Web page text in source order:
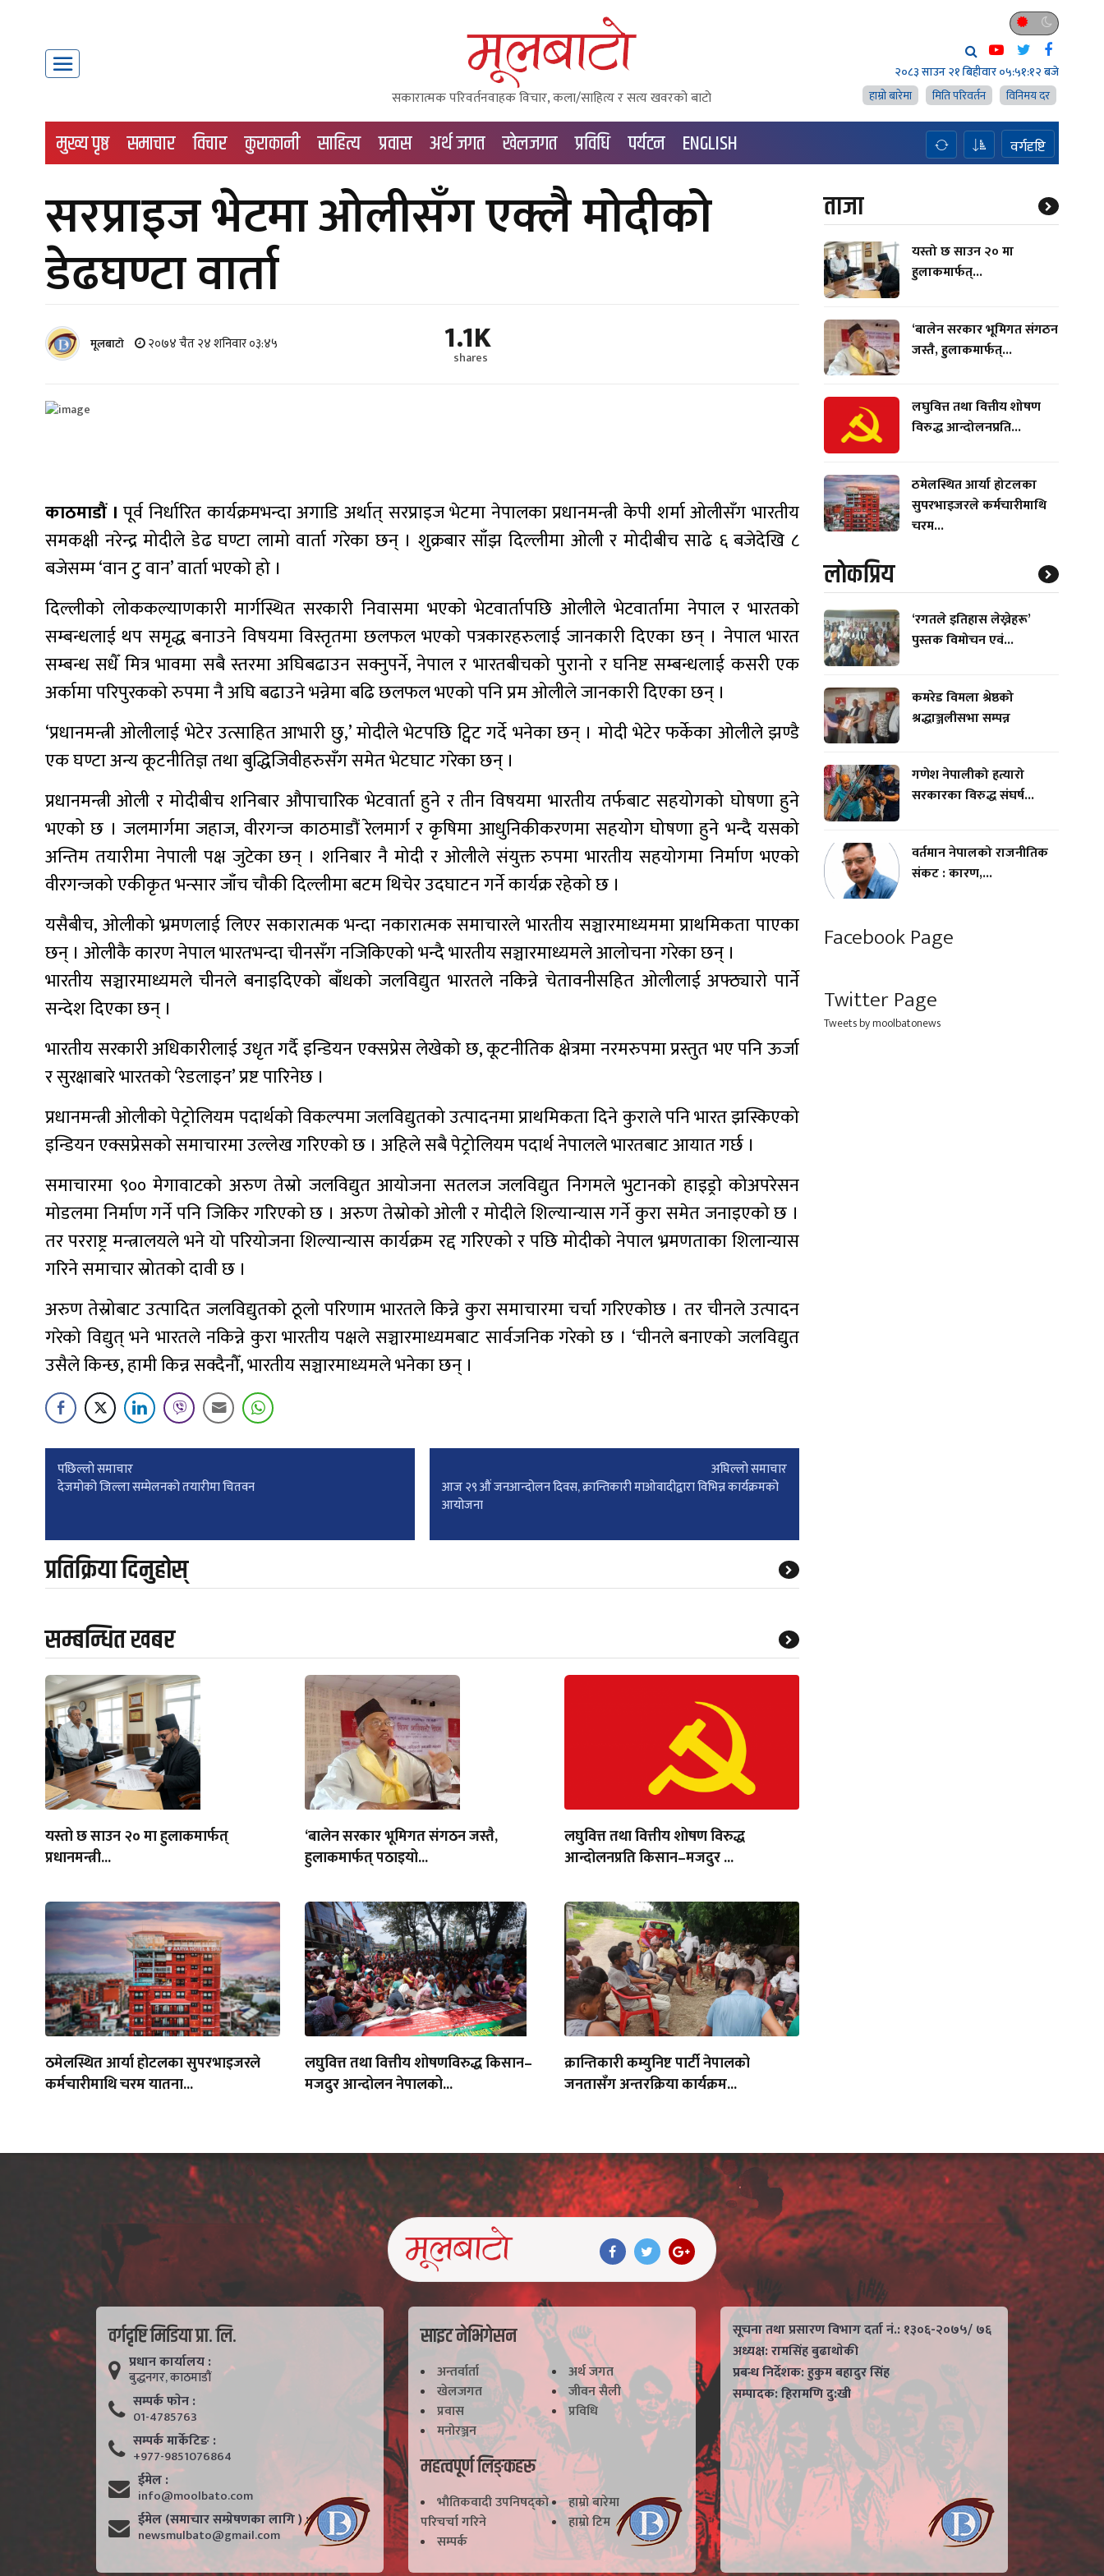
सकारात्मक परिवर्तनवाहक विचार, कला/साहित्य र सत्य खवरको बाटाे
२०८३ साउन २१ बिहीवार०५:५१:१३ बजे
हाम्राे बारेमा
मिति परिवर्तन विनिमय दर
मुख्य पृष्ठ समाचार विचार कुराकानी साहित्य प्रवास अर्थ जगत खेलजगत प्रविधि पर्यटन ENGLISH वर्गदृष्टि
सरप्राइज भेटमा ओलीसँग एक्लै मोदीको
डेढघण्टा वार्ता
मूलबाटाे २०७४ चैत २४ शनिवार ०३:४५ 1.1K
shares
काठमाडौं । पूर्व निर्धारित कार्यक्रमभन्दा अगाडि अर्थात् सरप्राइज भेटमा नेपालका प्रधानमन्त्री केपी शर्मा ओलीसँग भारतीय
समकक्षी नरेन्द्र मोदीले डेढ घण्टा लामो वार्ता गरेका छन् । शुक्रबार साँझ दिल्लीमा ओली र मोदीबीच साढे ६ बजेदेखि ८
बजेसम्म ‘वान टु वान’ वार्ता भएको हो ।
दिल्लीको लोककल्याणकारी मार्गस्थित सरकारी निवासमा भएको भेटवार्तापछि ओलीले भेटवार्तामा नेपाल र भारतको
सम्बन्धलाई थप समृद्ध बनाउने विषयमा विस्तृतमा छलफल भएको पत्रकारहरुलाई जानकारी दिएका छन् । नेपाल भारत
सम्बन्ध सधैँ मित्र भावमा सबै स्तरमा अघिबढाउन सक्नुपर्ने, नेपाल र भारतबीचको पुरानो र घनिष्ट सम्बन्धलाई कसरी एक
अर्कामा परिपुरकको रुपमा नै अघि बढाउने भन्नेमा बढि छलफल भएको पनि प्रम ओलीले जानकारी दिएका छन् ।
‘प्रधानमन्त्री ओलीलाई भेटेर उत्साहित आभारी छु,’ मोदीले भेटपछि ट्विट गर्दे भनेका छन् । मोदी भेटेर फर्केका ओलीले झण्डै
एक घण्टा अन्य कूटनीतिज्ञ तथा बुद्धिजिवीहरुसँग समेत भेटघाट गरेका छन् ।
प्रधानमन्त्री ओली र मोदीबीच शनिबार औपाचारिक भेटवार्ता हुने र तीन विषयमा भारतीय तर्फबाट सहयोगको घोषणा हुने
भएको छ । जलमार्गमा जहाज, वीरगन्ज काठमाडौं रेलमार्ग र कृषिमा आधुनिकीकरणमा सहयोग घोषणा हुने भन्दै यसको
अन्तिम तयारीमा नेपाली पक्ष जुटेका छन् । शनिबार नै मोदी र ओलीले संयुक्त रुपमा भारतीय सहयोगमा निर्माण भएको
वीरगन्जको एकीकृत भन्सार जाँच चौकी दिल्लीमा बटम थिचेर उदघाटन गर्ने कार्यक्र रहेको छ ।
यसैबीच, ओलीको भ्रमणलाई लिएर सकारात्मक भन्दा नकारात्मक समाचारले भारतीय सञ्चारमाध्यममा प्राथमिकता पाएका
छन् । ओलीकै कारण नेपाल भारतभन्दा चीनसँग नजिकिएको भन्दै भारतीय सञ्चारमाध्यमले आलोचना गरेका छन् ।
भारतीय सञ्चारमाध्यमले चीनले बनाइदिएको बाँधको जलविद्युत भारतले नकिन्ने चेतावनीसहित ओलीलाई अफ्ठ्यारो पार्ने
सन्देश दिएका छन् ।
भारतीय सरकारी अधिकारीलाई उधृत गर्दै इन्डियन एक्सप्रेस लेखेको छ, कूटनीतिक क्षेत्रमा नरमरुपमा प्रस्तुत भए पनि ऊर्जा
र सुरक्षाबारे भारतको ‘रेडलाइन’ प्रष्ट पारिनेछ ।
प्रधानमन्त्री ओलीको पेट्रोलियम पदार्थको विकल्पमा जलविद्युतको उत्पादनमा प्राथमिकता दिने कुराले पनि भारत झस्किएको
इन्डियन एक्सप्रेसको समाचारमा उल्लेख गरिएको छ । अहिले सबै पेट्रोलियम पदार्थ नेपालले भारतबाट आयात गर्छ ।
समाचारमा ९०० मेगावाटको अरुण तेस्रो जलविद्युत आयोजना सतलज जलविद्युत निगमले भुटानको हाइड्रो कोअपरेसन
मोडलमा निर्माण गर्ने पनि जिकिर गरिएको छ । अरुण तेस्रोको ओली र मोदीले शिल्यान्यास गर्ने कुरा समेत जनाइएको छ ।
तर परराष्ट्र मन्त्रालयले भने यो परियोजना शिल्यान्यास कार्यक्रम रद्द गरिएको र पछि मोदीको नेपाल भ्रमणताका शिलान्यास
गरिने समाचार स्रोतको दावी छ ।
अरुण तेस्रोबाट उत्पादित जलविद्युतको ठूलो परिणाम भारतले किन्ने कुरा समाचारमा चर्चा गरिएकोछ । तर चीनले उत्पादन
गरेको विद्युत् भने भारतले नकिन्ने कुरा भारतीय पक्षले सञ्चारमाध्यमबाट सार्वजनिक गरेको छ । ‘चीनले बनाएको जलविद्युत
उसैले किन्छ, हामी किन्न सक्दैनौँ, भारतीय सञ्चारमाध्यमले भनेका छन् ।
Post
पछिल्लाे समाचार
देजमोको जिल्ला सम्मेलनको तयारीमा चितवन
अघिल्लाे समाचार
आज २९ औं जनआन्दोलन दिवस, क्रान्तिकारी माओवादीद्वारा विभिन्न कार्यक्रमको
आयोजना
प्रतिक्रिया दिनुहोस्
सम्बन्धित खबर
यस्तो छ साउन २० मा हुलाकमार्फत्
प्रधानमन्त्री...
‘बालेन सरकार भूमिगत संगठन जस्तै,
हुलाकमार्फत् पठाइयो...
लघुवित्त तथा वित्तीय शोषण विरुद्ध
आन्दोलनप्रति किसान–मजदुर ...
ठमेलस्थित आर्या होटलका सुपरभाइजरले
कर्मचारीमाथि चरम यातना...
लघुवित्त तथा वित्तीय शोषणविरुद्ध किसान–
मजदुर आन्दोलन नेपालको...
क्रान्तिकारी कम्युनिष्ट पार्टी नेपालको
जनतासँग अन्तरक्रिया कार्यक्रम...
ताजा
यस्तो छ साउन २० मा
हुलाकमार्फत्...
‘बालेन सरकार भूमिगत संगठन
जस्तै, हुलाकमार्फत्...
लघुवित्त तथा वित्तीय शोषण
विरुद्ध आन्दोलनप्रति...
ठमेलस्थित आर्या होटलका
सुपरभाइजरले कर्मचारीमाथि
चरम...
लाेकप्रिय
‘रगतले इतिहास लेख्नेहरू’
पुस्तक विमोचन एवं...
कमरेड विमला श्रेष्ठको
श्रद्धाञ्जलीसभा सम्पन्न
गणेश नेपालीको हत्यारो
सरकारका विरुद्ध संघर्ष...
वर्तमान नेपालको राजनीतिक
संकट : कारण,...
Facebook Page
Twitter Page
Tweets by moolbatonews
वर्गदृष्टि मिडिया प्रा. लि.
प्रधान कार्यालय :
बुद्धनगर, काठमाडाैं
सम्पर्क फाेन :
01-4785763
सम्पर्क मार्केटिङ :
+977-9851076864
ईमेल :
info@moolbato.com
ईमेल (समाचार सम्प्रेषणका लागि ) :
newsmulbato@gmail.com
साइट नेभिगेसन
अन्तर्वार्ता
अर्थ जगत
खेलजगत
जीवन सैली
प्रवास
प्रविधि
मनोरञ्जन
महत्वपूर्ण लिङ्कहरू
भाैतिकवादी उपनिषद्काे
परिचर्चा गरिने
हाम्राे बारेमा
हाम्राे टिम
सम्पर्क
सूचना तथा प्रसारण विभाग दर्ता नं.: १३०६-२०७५/ ७६
अध्यक्ष: रामसिंह बुढाथाेकी
प्रबन्ध निर्देशक: हुकुम बहादुर सिंह
सम्पादक: हिरामणि दु:खी